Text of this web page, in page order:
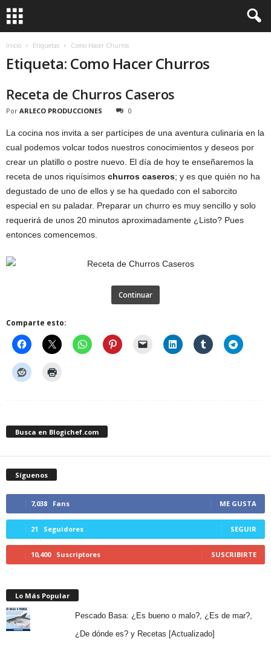
Inicio Etiquetas Como Hacer Churros
Etiqueta: Como Hacer Churros
Receta de Churros Caseros
Por ARLECO PRODUCCIONES 0
La cocina nos invita a ser partícipes de una aventura culinaria en la
cual podemos volcar todos nuestros conocimientos y deseos por
crear un platillo o postre nuevo. El día de hoy te enseñaremos la
receta de unos riquísimos churros caseros; y es que quién no ha
degustado de uno de ellos y se ha quedado con el saborcito
especial en su paladar. Preparar un churro es muy sencillo y solo
requerirá de unos 20 minutos aproximadamente ¿Listo? Pues
entonces comencemos.
Continuar
Comparte esto:
Busca en Blogichef.com
Síguenos
7,038 Fans ME GUSTA
21 Seguidores SEGUIR
10,400 Suscriptores SUSCRIBIRTE
Lo Más Popular
Pescado Basa: ¿Es bueno o malo?, ¿Es de mar?,
¿De dónde es? y Recetas [Actualizado]